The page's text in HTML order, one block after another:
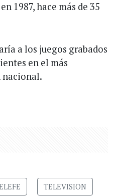
1987, hace más de 35
a los juegos grabados
en el más
nacional.
TELEVISION